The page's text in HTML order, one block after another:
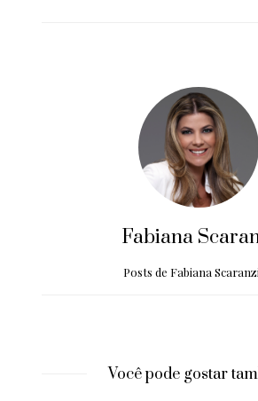
Fabiana
Posts de Fabiana Scaranzi
Você pode gostar